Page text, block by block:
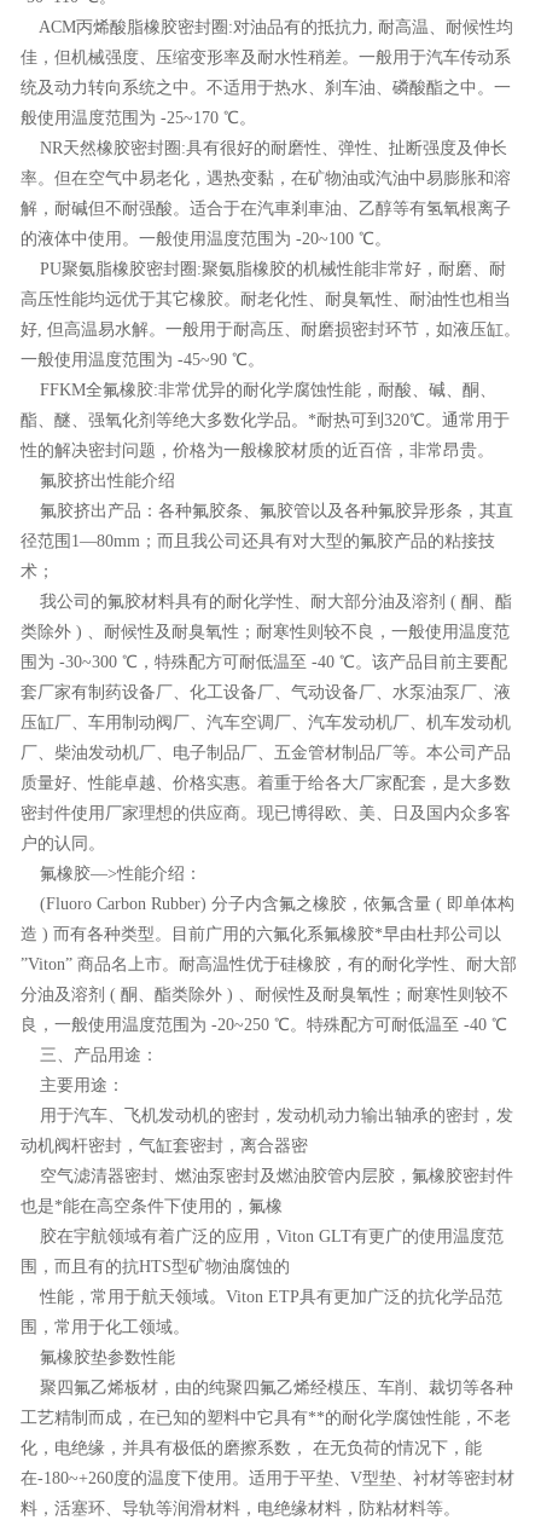
ACM丙烯酸脂橡胶密封圈:对油品有的抵抗力, 耐高温、耐候性均
佳，但机械强度、压缩变形率及耐水性稍差。一般用于汽车传动系
统及动力转向系统之中。不适用于热水、刹车油、磷酸酯之中。一
般使用温度范围为 -25~170 ℃。
NR天然橡胶密封圈:具有很好的耐磨性、弹性、扯断强度及伸长
率。但在空气中易老化，遇热变黏，在矿物油或汽油中易膨胀和溶
解，耐碱但不耐强酸。适合于在汽車剎車油、乙醇等有氢氧根离子
的液体中使用。一般使用温度范围为 -20~100 ℃。
PU聚氨脂橡胶密封圈:聚氨脂橡胶的机械性能非常好，耐磨、耐
高压性能均远优于其它橡胶。耐老化性、耐臭氧性、耐油性也相当
好, 但高温易水解。一般用于耐高压、耐磨损密封环节，如液压缸。
一般使用温度范围为 -45~90 ℃。
FFKM全氟橡胶:非常优异的耐化学腐蚀性能，耐酸、碱、酮、
酯、醚、强氧化剂等绝大多数化学品。*耐热可到320℃。通常用于
性的解决密封问题，价格为一般橡胶材质的近百倍，非常昂贵。
氟胶挤出性能介绍
氟胶挤出产品：各种氟胶条、氟胶管以及各种氟胶异形条，其直
径范围1—80mm；而且我公司还具有对大型的氟胶产品的粘接技
术；
我公司的氟胶材料具有的耐化学性、耐大部分油及溶剂 ( 酮、酯
类除外 ) 、耐候性及耐臭氧性；耐寒性则较不良，一般使用温度范
围为 -30~300 ℃，特殊配方可耐低温至 -40 ℃。该产品目前主要配
套厂家有制药设备厂、化工设备厂、气动设备厂、水泵油泵厂、液
压缸厂、车用制动阀厂、汽车空调厂、汽车发动机厂、机车发动机
厂、柴油发动机厂、电子制品厂、五金管材制品厂等。本公司产品
质量好、性能卓越、价格实惠。着重于给各大厂家配套，是大多数
密封件使用厂家理想的供应商。现已博得欧、美、日及国内众多客
户的认同。
氟橡胶—>性能介绍：
(Fluoro Carbon Rubber) 分子内含氟之橡胶，依氟含量 ( 即单体构
造 ) 而有各种类型。目前广用的六氟化系氟橡胶*早由杜邦公司以
”Viton” 商品名上市。耐高温性优于硅橡胶，有的耐化学性、耐大部
分油及溶剂 ( 酮、酯类除外 ) 、耐候性及耐臭氧性；耐寒性则较不
良，一般使用温度范围为 -20~250 ℃。特殊配方可耐低温至 -40 ℃
三、产品用途：
主要用途：
用于汽车、飞机发动机的密封，发动机动力输出轴承的密封，发
动机阀杆密封，气缸套密封，离合器密
空气滤清器密封、燃油泵密封及燃油胶管内层胶，氟橡胶密封件
也是*能在高空条件下使用的，氟橡
胶在宇航领域有着广泛的应用，Viton GLT有更广的使用温度范
围，而且有的抗HTS型矿物油腐蚀的
性能，常用于航天领域。Viton ETP具有更加广泛的抗化学品范
围，常用于化工领域。
氟橡胶垫参数性能
聚四氟乙烯板材，由的纯聚四氟乙烯经模压、车削、裁切等各种
工艺精制而成，在已知的塑料中它具有**的耐化学腐蚀性能，不老
化，电绝缘，并具有极低的磨擦系数， 在无负荷的情况下，能
在-180~+260度的温度下使用。适用于平垫、V型垫、衬材等密封材
料，活塞环、导轨等润滑材料，电绝缘材料，防粘材料等。